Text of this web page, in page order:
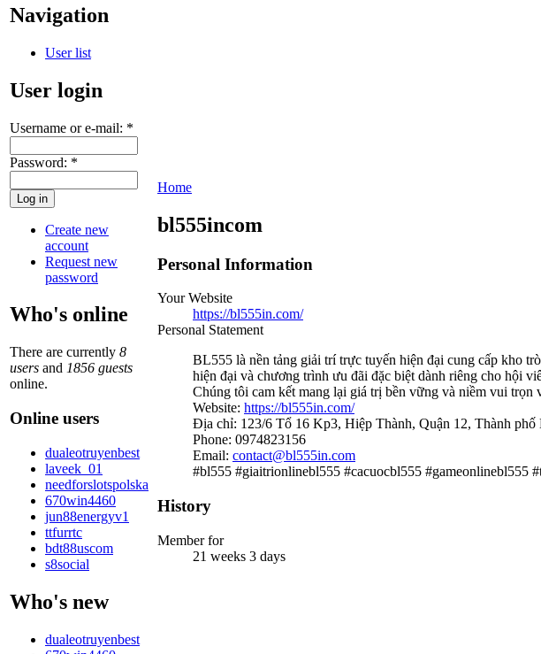
Navigation
User list
User login
Username or e-mail: *
Password: *
Create new
account
Request new
password
Who's online
There are currently 8
users and 1856 guests
online.
Online users
dualeotruyenbest
laveek_01
needforslotspolska
670win4460
jun88energyv1
ttfurrtc
bdt88uscom
s8social
Who's new
dualeotruyenbest
Home
bl555incom
Personal Information
Your Website
https://bl555in.com/
Personal Statement
BL555 là nền tảng giải trí trực tuyến hiện đại cung cấp kho
hiện đại và chương trình ưu đãi đặc biệt dành riêng cho hội
Chúng tôi cam kết mang lại giá trị bền vững và niềm vui
Website: https://bl555in.com/
Địa chỉ: 123/6 Tổ 16 Kp3, Hiệp Thành, Quận 12, Thành
Phone: 0974823156
Email: contact@bl555in.com
#bl555 #giaitrionlinebl555 #cacuocbl555 #gameonlinebl555
History
Member for
21 weeks 3 days